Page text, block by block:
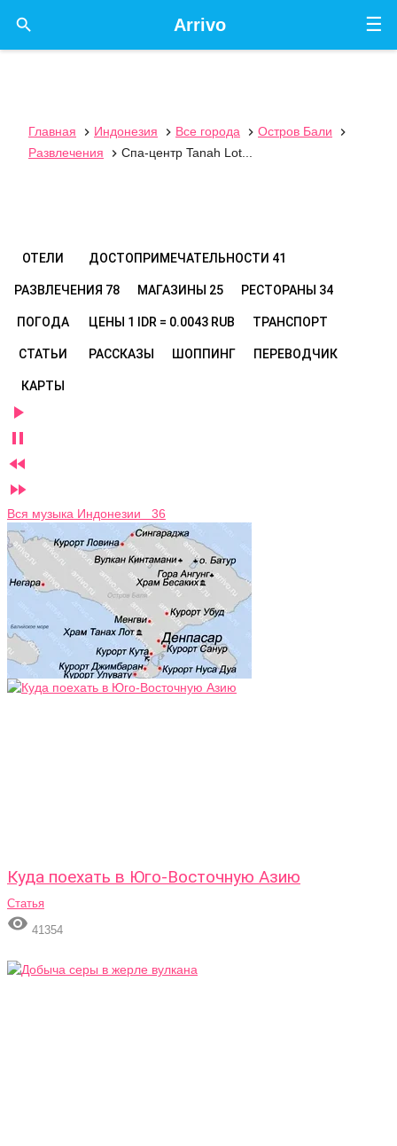
☰
Arrivo

Главная  Индонезия  Все города  Остров Бали

Развлечения
 Спа-центр Tanah Lot...
ОТЕЛИ ДОСТОПРИМЕЧАТЕЛЬНОСТИ 41
РАЗВЛЕЧЕНИЯ 78 МАГАЗИНЫ 25 РЕСТОРАНЫ 34
ПОГОДА ЦЕНЫ 1 IDR = 0.0043 RUB ТРАНСПОРТ
СТАТЬИ РАССКАЗЫ ШОППИНГ ПЕРЕВОДЧИК
КАРТЫ




Вся музыка Индонезии 36
Куда поехать в Юго-Восточную Азию
Статья
 41354